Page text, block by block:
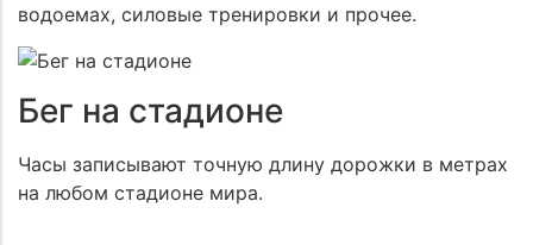
водоемах, силовые тренировки и прочее.
Бег на стадионе
Часы записывают точную длину дорожки в метрах
на любом стадионе мира.